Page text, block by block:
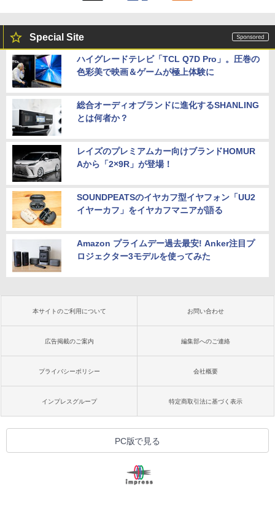
Special Site
ハイグレードテレビ「TCL Q7D Pro」。圧巻の
色彩美で映画＆ゲームが極上体験に
総合オーディオブランドに進化するSHANLING
とは何者か？
レイズのプレミアムカー向けブランドHOMUR
Aから「2×9R」が登場！
SOUNDPEATSのイヤカフ型イヤフォン「UU2
イヤーカフ」をイヤカフマニアが語る
Amazon プライムデー過去最安! Anker注目プ
ロジェクター3モデルを使ってみた
本サイトのご利用について お問い合わせ
広告掲載のご案内 編集部へのご連絡
プライバシーポリシー 会社概要
インプレスグループ 特定商取引法に基づく表示
PC版で見る